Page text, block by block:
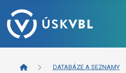
DATABÁZE A SEZNAMY